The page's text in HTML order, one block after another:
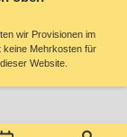
wir Provisionen im
keine Mehrkosten für
Website.